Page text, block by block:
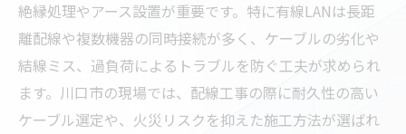
絶縁処理やアース設置が重要です。特に有線LANは長距
離配線や複数機器の同時接続が多く、ケーブルの劣化や
結線ミス、過負荷によるトラブルを防ぐ工夫が求められ
ます。川口市の現場では、配線工事の際に耐久性の高い
ケーブル選定や、火災リスクを抑えた施工方法が選ばれ